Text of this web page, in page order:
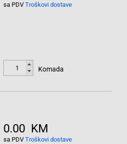
sa PDV Troškovi dostave
Komada
0.00 KM
sa PDV Troškovi dostave